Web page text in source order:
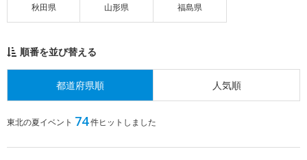
秋田県 山形県 福島県
順番を並び替える
都道府県順 人気順
東北の夏イベント 74件ヒットしました